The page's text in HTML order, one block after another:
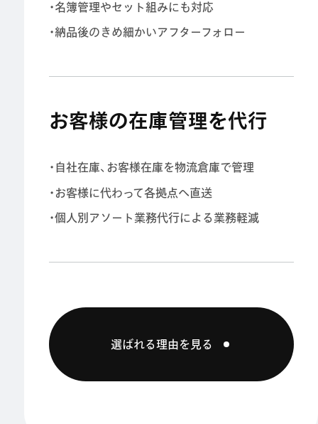
・名簿管理やセット組みにも対応
・納品後のきめ細かいアフターフォロー
お客様の在庫管理を代行
・自社在庫、お客様在庫を物流倉庫で管理
・お客様に代わって各拠点へ直送
・個人別アソート業務代行による業務軽減
選ばれる理由を見る